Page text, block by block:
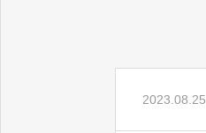
2023.08.25